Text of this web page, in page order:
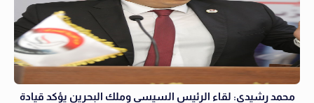
محمد رشيدي: لقاء الرئيس السيسي وملك البحرين يؤكد قيادة